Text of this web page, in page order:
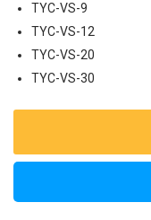
TYC-VS-9
TYC-VS-12
TYC-VS-20
TYC-VS-30